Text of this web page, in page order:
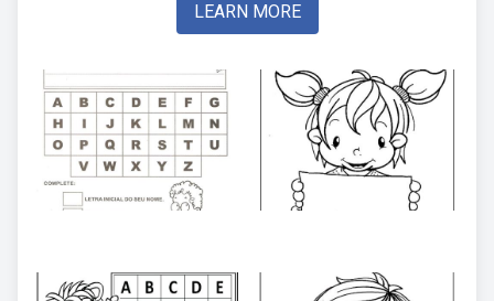
LEARN MORE